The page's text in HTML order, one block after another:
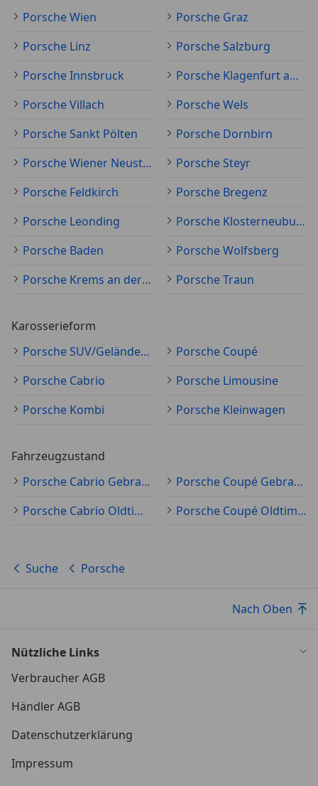
Porsche Wien
Porsche Graz
Porsche Linz
Porsche Salzburg
Porsche Innsbruck
Porsche Klagenfurt am Wörthersee
Porsche Villach
Porsche Wels
Porsche Sankt Pölten
Porsche Dornbirn
Porsche Wiener Neustadt
Porsche Steyr
Porsche Feldkirch
Porsche Bregenz
Porsche Leonding
Porsche Klosterneuburg
Porsche Baden
Porsche Wolfsberg
Porsche Krems an der Donau
Porsche Traun
Karosserieform
Porsche SUV/Geländewagen/Pickup
Porsche Coupé
Porsche Cabrio
Porsche Limousine
Porsche Kombi
Porsche Kleinwagen
Fahrzeugzustand
Porsche Cabrio Gebraucht
Porsche Coupé Gebraucht
Porsche Cabrio Oldtimer
Porsche Coupé Oldtimer
Suche Porsche
Nach Oben
Nützliche Links
Verbraucher AGB
Händler AGB
Datenschutzerklärung
Impressum